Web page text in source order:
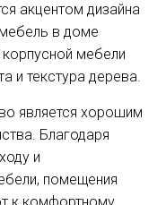
акцентом дизайна
в доме
корпусной мебели
и текстура дерева.
является хорошим
Благодаря
и
помещения